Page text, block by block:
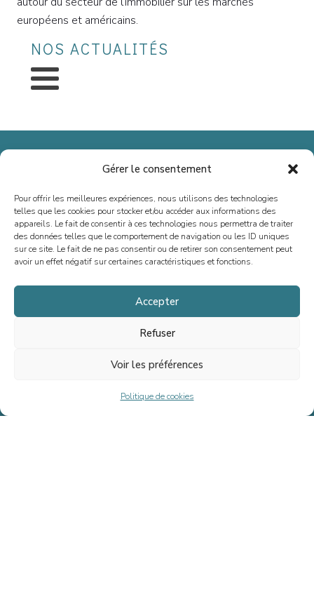
Gérer le consentement
Pour offrir les meilleures expériences, nous utilisons des technologies
telles que les cookies pour stocker et/ou accéder aux informations des
appareils. Le fait de consentir à ces technologies nous permettra de traiter
des données telles que le comportement de navigation ou les ID uniques
sur ce site. Le fait de ne pas consentir ou de retirer son consentement peut
avoir un effet négatif sur certaines caractéristiques et fonctions.
Accepter
Refuser
Voir les préférences
Politique de cookies
européens et américains.
NOS ACTUALITÉS
Depuis 2013, nous sommes spécialisés dans le conseil en fusions-
acquisitions, levées de fonds et situations spéciales, en France et à
l’international. Notre vocation est d’accompagner la croissance des
dirigeant(e)s, entrepreneurs, PME et ETI, en offrant un conseil sur
mesure.